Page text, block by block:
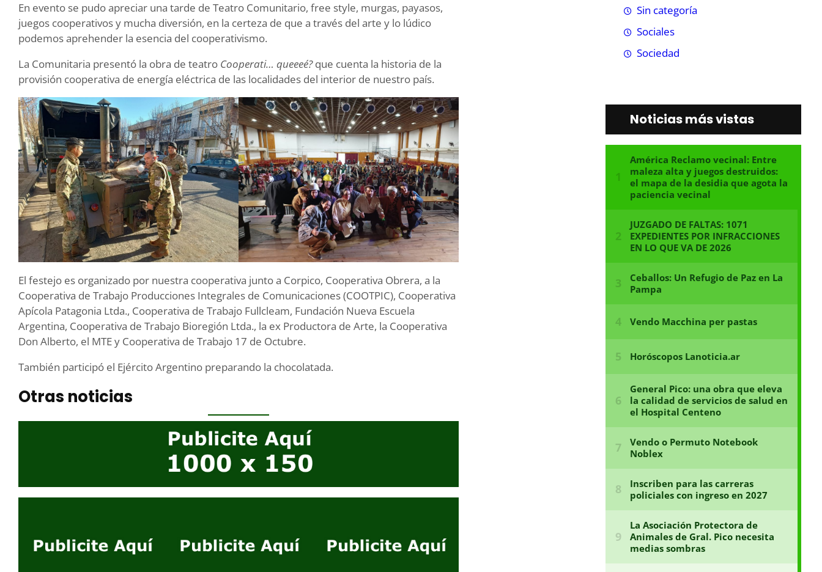
En evento se pudo apreciar una tarde de Teatro Comunitario, free style, murgas, payasos,
juegos cooperativos y mucha diversión, en la certeza de que a través del arte y lo lúdico
podemos aprehender la esencia del cooperativismo.
La Comunitaria presentó la obra de teatro Cooperati… queeeé?que cuenta la historia de la
provisión cooperativa de energía eléctrica de las localidades del interior de nuestro país.
El festejo es organizado por nuestra cooperativa junto a Corpico, Cooperativa Obrera, a la
Cooperativa de Trabajo Producciones Integrales de Comunicaciones (COOTPIC), Cooperativa
Apícola Patagonia Ltda., Cooperativa de Trabajo Fullcleam, Fundación Nueva Escuela
Argentina, Cooperativa de Trabajo Bioregión Ltda., la ex Productora de Arte, la Cooperativa
Don Alberto, el MTE y Cooperativa de Trabajo 17 de Octubre.
También participó el Ejército Argentino preparando la chocolatada.
Otras noticias
Sin categoría
Sociales
Sociedad
Noticias más vistas